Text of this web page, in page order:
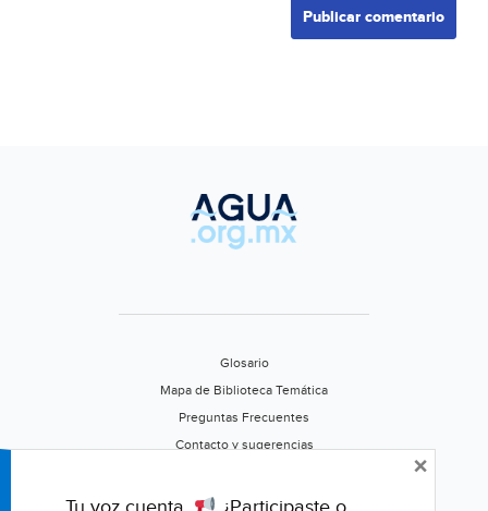
Glosario
Mapa de Biblioteca Temática
Preguntas Frecuentes
Contacto y sugerencias
Califica este portal
×